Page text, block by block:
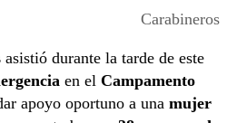
Carabineros
asistió durante la tarde de este
en el Campamento
apoyo oportuno a una mujer